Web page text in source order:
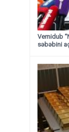
Vernidub
səbəbini